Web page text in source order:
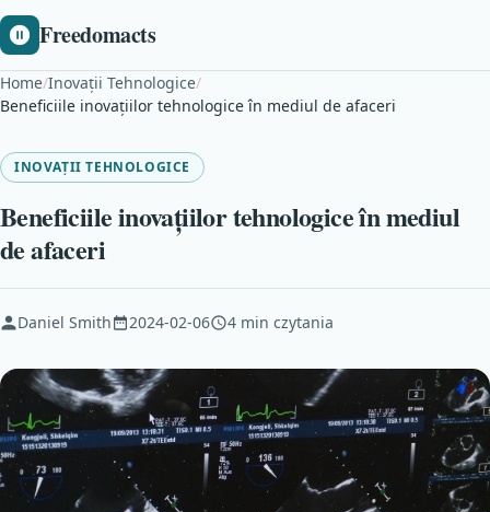
Freedomacts
Home/Inovații Tehnologice/
Beneficiile inovațiilor tehnologice în mediul de afaceri
INOVAȚII TEHNOLOGICE
Beneficiile inovațiilor tehnologice în mediul
de afaceri
Daniel Smith 2024-02-06 4 min czytania